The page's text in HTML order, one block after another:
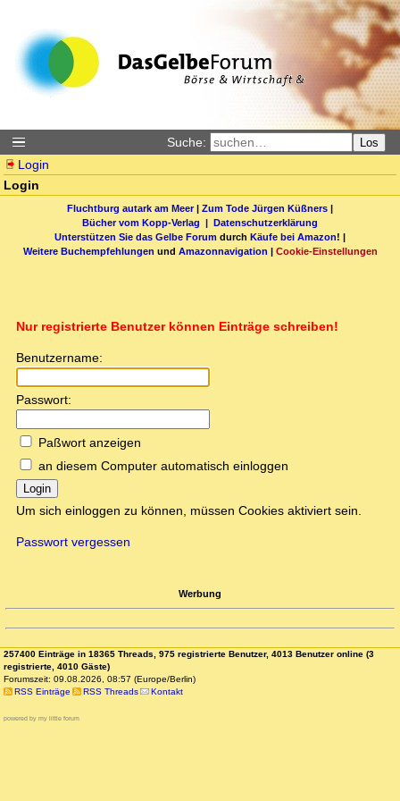
Suche: Los
Login
Login
Fluchtburg autark am Meer| Zum Tode Jürgen Küßners |
Bücher vom Kopp-Verlag | Datenschutzerklärung
Unterstützen Sie das Gelbe Forum durch Käufe bei Amazon! |
Weitere Buchempfehlungen und Amazonnavigation | Cookie-Einstellungen
Nur registrierte Benutzer können Einträge schreiben!
Benutzername:
Passwort:
Paßwort anzeigen
an diesem Computer automatisch einloggen
Login
Um sich einloggen zu können, müssen Cookies aktiviert sein.
Passwort vergessen
Werbung
257400 Einträge in 18365 Threads, 975 registrierte Benutzer, 4013 Benutzer online (3
registrierte, 4010 Gäste)
Forumszeit: 09.08.2026, 08:57 (Europe/Berlin)
RSS Einträge
RSS Threads Kontakt
powered by my little forum